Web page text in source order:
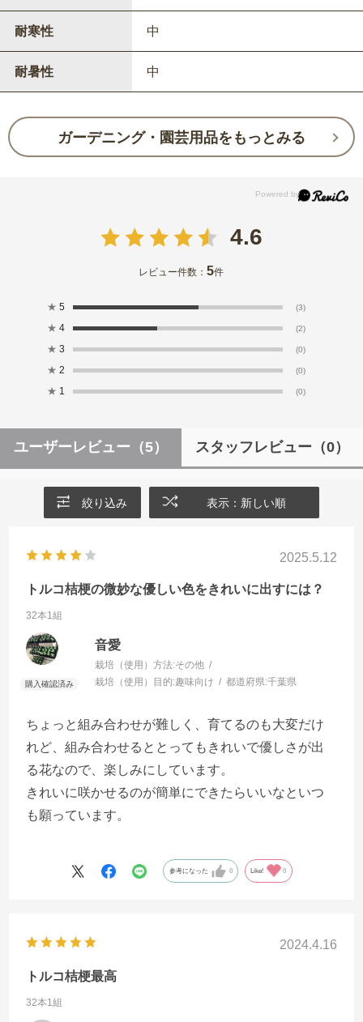
耐寒性 中
耐暑性 中
ガーデニング・園芸用品をもっとみる
4.6
レビュー件数：5件
★ 5 (3)
★ 4 (2)
★ 3 (0)
★ 2 (0)
★ 1 (0)
ユーザーレビュー （5） スタッフレビュー （0）
絞り込み 表示：新しい順
2025.5.12
トルコ桔梗の微妙な優しい色をきれいに出すには？
32本1組
音愛
栽培（使用）方法:その他
栽培（使用）目的:趣味向け 都道府県:千葉県
ちょっと組み合わせが難しく、育てるのも大変だけ
れど、組み合わせるととってもきれいで優しさが出
る花なので、楽しみにしています。
きれいに咲かせるのが簡単にできたらいいなといつ
も願っています。
参考になった 0 Like! 0
2024.4.16
トルコ桔梗最高
32本1組